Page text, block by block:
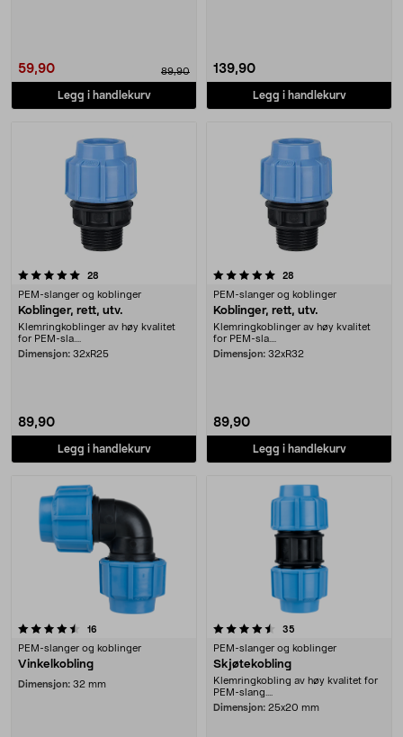
59,90 89,90
Legg i handlekurv
139,90
Legg i handlekurv
28
PEM-slanger og koblinger
Koblinger, rett, utv.
Klemringkoblinger av høy kvalitet
for PEM-sla....
Dimensjon: 32xR25
89,90
Legg i handlekurv
5.0 av 5 stjerner 28
PEM-slanger og koblinger
Koblinger, rett, utv.
Klemringkoblinger av høy kvalitet
for PEM-sla....
Dimensjon: 32xR32
89,90
Legg i handlekurv
16
PEM-slanger og koblinger
Vinkelkobling
Dimensjon: 32 mm
4.5 av 5 stjerner 35
PEM-slanger og koblinger
Skjøtekobling
Klemringkobling av høy kvalitet for
PEM-slang....
Dimensjon: 25x20 mm